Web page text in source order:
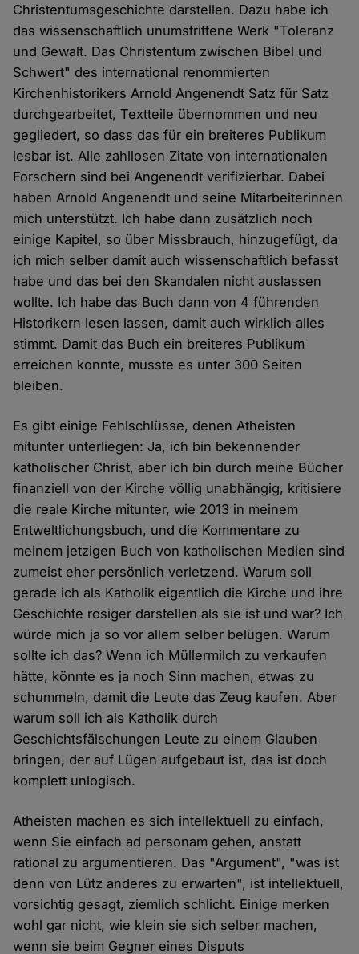
Christentumsgeschichte darstellen. Dazu habe ich
das wissenschaftlich unumstrittene Werk "Toleranz
und Gewalt. Das Christentum zwischen Bibel und
Schwert" des international renommierten
Kirchenhistorikers Arnold Angenendt Satz für Satz
durchgearbeitet, Textteile übernommen und neu
gegliedert, so dass das für ein breiteres Publikum
lesbar ist. Alle zahllosen Zitate von internationalen
Forschern sind bei Angenendt verifizierbar. Dabei
haben Arnold Angenendt und seine Mitarbeiterinnen
mich unterstützt. Ich habe dann zusätzlich noch
einige Kapitel, so über Missbrauch, hinzugefügt, da
ich mich selber damit auch wissenschaftlich befasst
habe und das bei den Skandalen nicht auslassen
wollte. Ich habe das Buch dann von 4 führenden
Historikern lesen lassen, damit auch wirklich alles
stimmt. Damit das Buch ein breiteres Publikum
erreichen konnte, musste es unter 300 Seiten
bleiben.
Es gibt einige Fehlschlüsse, denen Atheisten
mitunter unterliegen: Ja, ich bin bekennender
katholischer Christ, aber ich bin durch meine Bücher
finanziell von der Kirche völlig unabhängig, kritisiere
die reale Kirche mitunter, wie 2013 in meinem
Entweltlichungsbuch, und die Kommentare zu
meinem jetzigen Buch von katholischen Medien sind
zumeist eher persönlich verletzend. Warum soll
gerade ich als Katholik eigentlich die Kirche und ihre
Geschichte rosiger darstellen als sie ist und war? Ich
würde mich ja so vor allem selber belügen. Warum
sollte ich das? Wenn ich Müllermilch zu verkaufen
hätte, könnte es ja noch Sinn machen, etwas zu
schummeln, damit die Leute das Zeug kaufen. Aber
warum soll ich als Katholik durch
Geschichtsfälschungen Leute zu einem Glauben
bringen, der auf Lügen aufgebaut ist, das ist doch
komplett unlogisch.
Atheisten machen es sich intellektuell zu einfach,
wenn Sie einfach ad personam gehen, anstatt
rational zu argumentieren. Das "Argument", "was ist
denn von Lütz anderes zu erwarten", ist intellektuell,
vorsichtig gesagt, ziemlich schlicht. Einige merken
wohl gar nicht, wie klein sie sich selber machen,
wenn sie beim Gegner eines Disputs